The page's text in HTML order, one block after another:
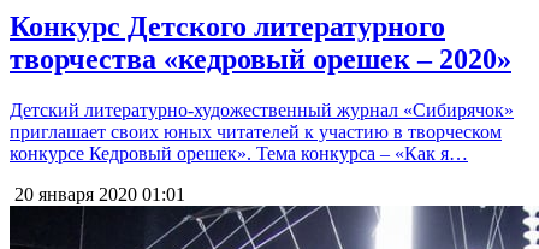
Конкурс Детского литературного
творчества «кедровый орешек – 2020»
Детский литературно-художественный журнал «Сибирячок»
приглашает своих юных читателей к участию в творческом
конкурсе Кедровый орешек». Тема конкурса – «Как я…
20 января 2020 01:01